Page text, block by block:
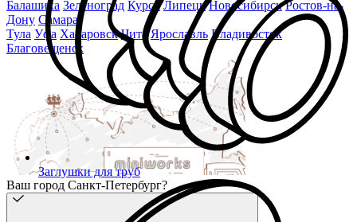
Заглушки для труб
Балашиха Зеленоград Курск Липецк Новосибирск Ростов-на-
Дону Самара
Тула Уфа Хабаровск Чита Ярославль Владивосток
Благовещенск
Ваш город Санкт-Петербург?